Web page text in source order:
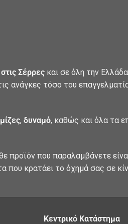
Σέρρες και σε όλη την
ανάγκες τόσο του
μίζες, δυναμό, καθώς και όλα τα
προϊόν που παραλαμβάνετε
που κρατάει το όχημά σας σε
Κεντρικό Κατάστημα